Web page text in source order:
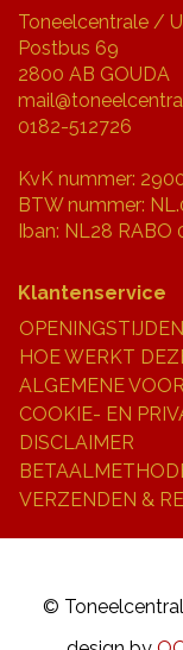
Toneelcentrale /
Postbus 69
2800 AB GOUDA
0182-512726
KvK nummer:
BTW nummer:
Iban: NL28 RABO
Klantenservice
OPENINGSTIJDEN
HOE WERKT
ALGEMENE
COOKIE- EN
DISCLAIMER
VERZENDEN &
©